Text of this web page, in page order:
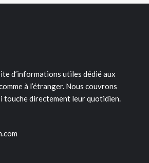
d’informations utiles dédié aux
à l’étranger. Nous couvrons
touche directement leur quotidien.